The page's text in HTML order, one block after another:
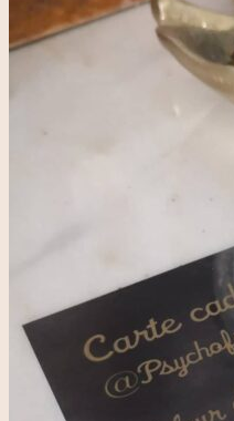
Recherche
0
Votre panier
Panier